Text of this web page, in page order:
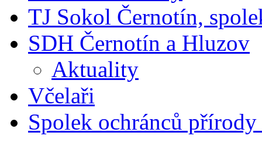
TJ Sokol Černotín,
SDH Černotín a Hluzov
Aktuality
Včelaři
Spolek ochránců